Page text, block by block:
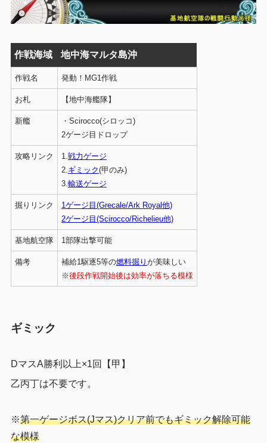
作戦海域 地中海マルタ島沖
作戦名 発動！MG1作戦
お札 【地中海艦隊】
新艦
・Scirocco(シロッコ)
2ゲージ目ドロップ
攻略リンク 1.戦力ゲージ
2.ギミック(甲のみ)
3.輸送ゲージ
掘りリンク
1ゲージ目(Grecale/Ark Royal他)
2ゲージ目(Scirocco/Richelieu他)
基地航空隊 1部隊出撃可能
備考 補給1駆逐5等の燃料掘り が美味しい
※後段作戦開始後は効率が落ちる模様
ギミック
DマスA勝利以上×1回【甲】
乙丙丁は不要です。
※第一ゲージボス(Jマス)クリア前でもギミック解除可能
な模様